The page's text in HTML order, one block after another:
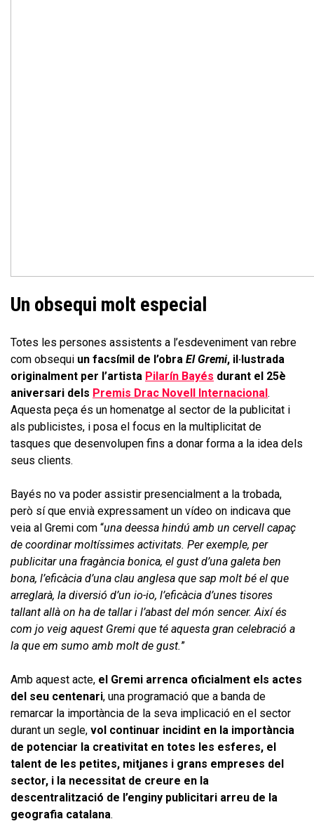
Un obsequi molt especial
Totes les persones assistents a l’esdeveniment van rebre
com obsequi un facsímil de l’obra El Gremi, il·lustrada
originalment per l’artista Pilarín Bayés durant el 25è
aniversari dels Premis Drac Novell Internacional.
Aquesta peça és un homenatge al sector de la publicitat i
als publicistes, i posa el focus en la multiplicitat de
tasques que desenvolupen fins a donar forma a la idea dels
seus clients.
Bayés no va poder assistir presencialment a la trobada,
però sí que envià expressament un vídeo on indicava que
veia al Gremi com “una deessa hindú amb un cervell capaç
de coordinar moltíssimes activitats. Per exemple, per
publicitar una fragància bonica, el gust d’una galeta ben
bona, l’eficàcia d’una clau anglesa que sap molt bé el que
arreglarà, la diversió d’un io-io, l’eficàcia d’unes tisores
tallant allà on ha de tallar i l’abast del món sencer. Així és
com jo veig aquest Gremi que té aquesta gran celebració a
la que em sumo amb molt de gust.”
Amb aquest acte, el Gremi arrenca oficialment els actes
del seu centenari, una programació que a banda de
remarcar la importància de la seva implicació en el sector
durant un segle, vol continuar incidint en la importància
de potenciar la creativitat en totes les esferes, el
talent de les petites, mitjanes i grans empreses del
sector, i la necessitat de creure en la
descentralització de l’enginy publicitari arreu de la
geografia catalana.